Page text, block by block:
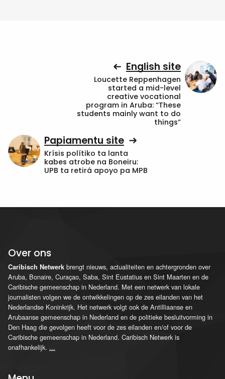
English site
Loucette Reppenhagen
started a mid-level
creative vocational
program in Aruba: “These
students mainly want to do
things”
Papiamentu site
Krísis polítiko ta lanta
kabes atrobe na Boneiru:
UPB ta retirá apoyo pa MPB
Over ons
Caribisch Netwerk brengt nieuws, actualiteiten en achtergronden over
Aruba, Bonaire, Curaçao, Saba, Sint Eustatius en Sint Maarten en de
Caribische gemeenschap in Nederland. Met een netwerk van lokale
journalisten volgen we de ontwikkelingen op de zes eilanden van het
Nederlandse Koninkrijk. Het netwerk volgt ook de Antilliaanse en
Arubaanse gemeenschap in Nederland en de politieke besluitvorming in
Den Haag die gevolgen heeft voor de zes eilanden en/of voor de
Caribische gemeenschap in Nederland. Caribisch Netwerk is
onafhankelijk. ...